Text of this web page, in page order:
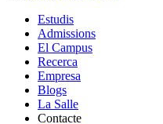
Estudis
Admissions
El Campus
Recerca
Empresa
Blogs
La Salle
Contacte